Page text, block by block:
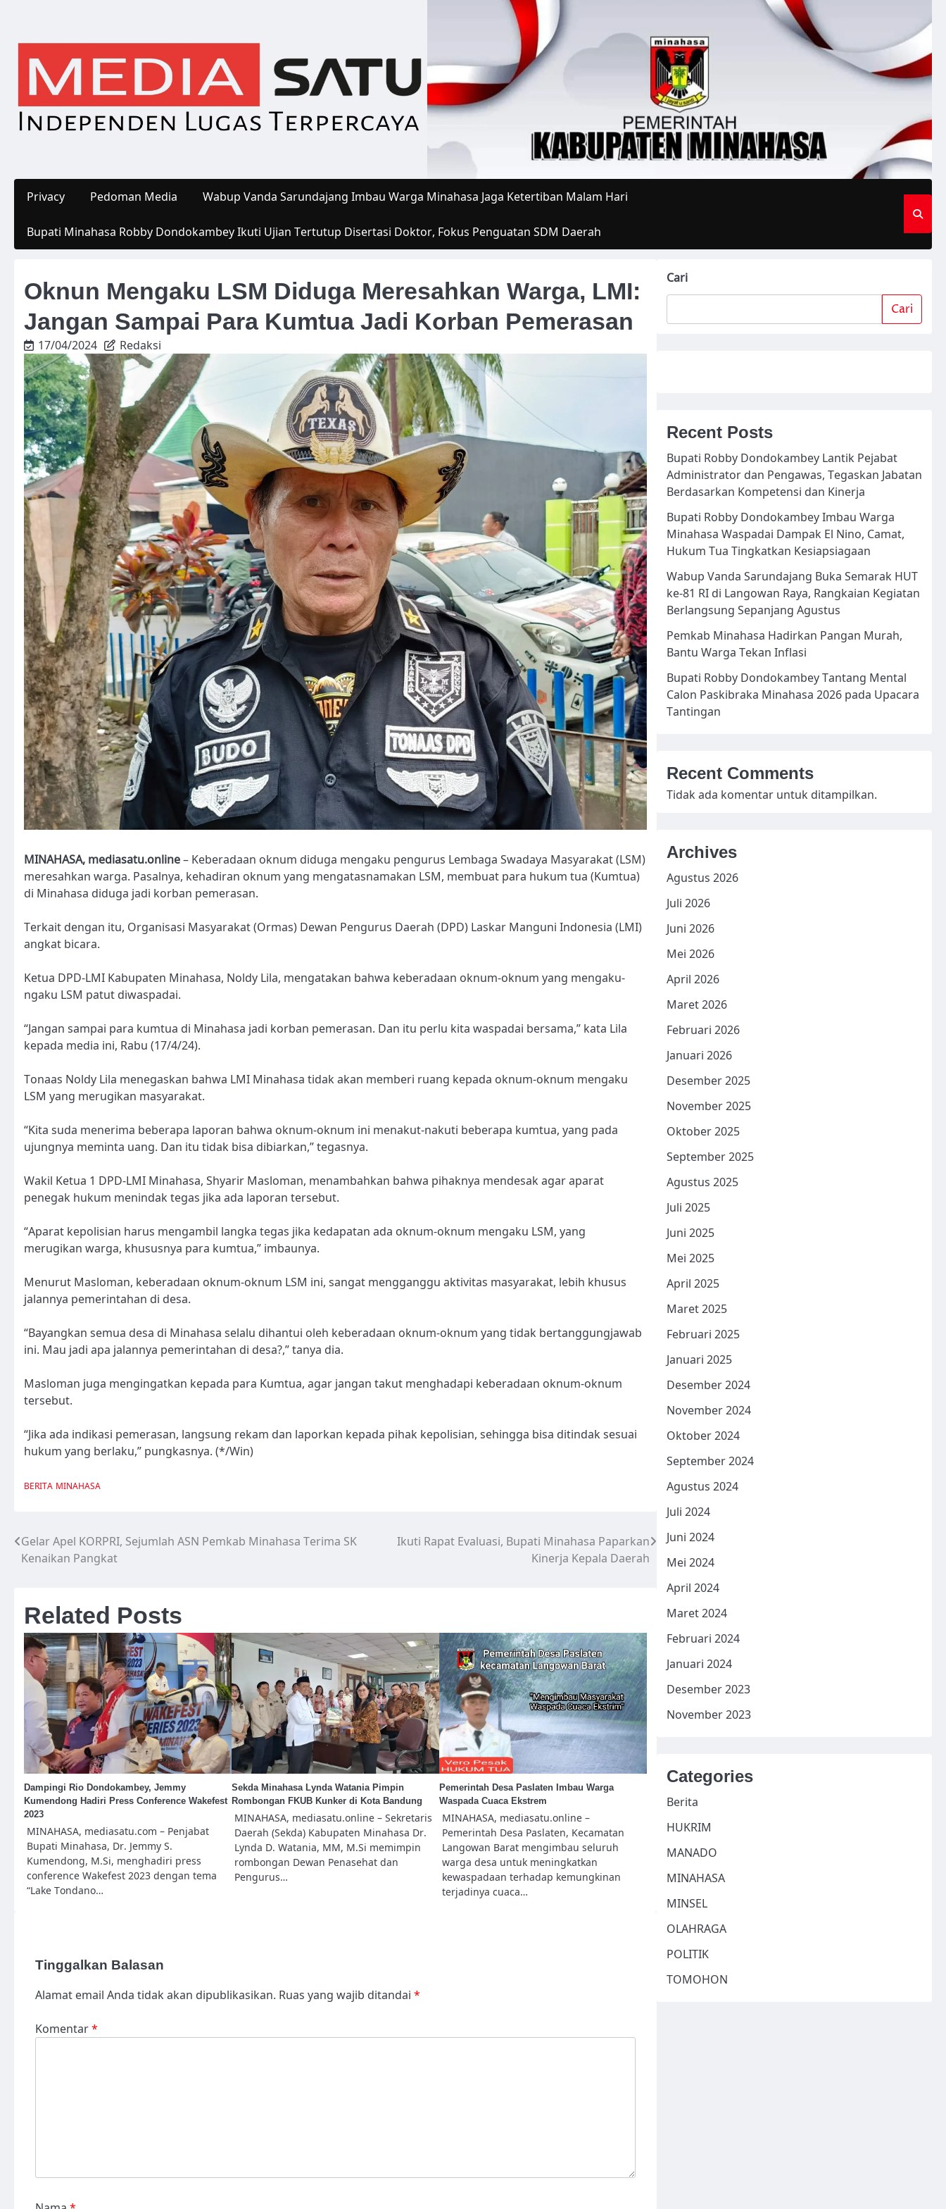
content
Privacy Pedoman Media Wabup Vanda Sarundajang Imbau Warga Minahasa Jaga Ketertiban Malam Hari
Bupati Minahasa Robby Dondokambey Ikuti Ujian Tertutup Disertasi Doktor, Fokus Penguatan SDM Daerah
Oknun Mengaku LSM Diduga Meresahkan Warga, LMI:
Jangan Sampai Para Kumtua Jadi Korban Pemerasan
17/04/2024 Redaksi
MINAHASA, mediasatu.online– Keberadaan oknum diduga mengaku pengurus Lembaga Swadaya Masyarakat (LSM)
meresahkan warga. Pasalnya, kehadiran oknum yang mengatasnamakan LSM, membuat para hukum tua (Kumtua)
di Minahasa diduga jadi korban pemerasan.
Terkait dengan itu, Organisasi Masyarakat (Ormas) Dewan Pengurus Daerah (DPD) Laskar Manguni Indonesia (LMI)
angkat bicara.
Ketua DPD-LMI Kabupaten Minahasa, Noldy Lila, mengatakan bahwa keberadaan oknum-oknum yang mengaku-
ngaku LSM patut diwaspadai.
“Jangan sampai para kumtua di Minahasa jadi korban pemerasan. Dan itu perlu kita waspadai bersama,” kata Lila
kepada media ini, Rabu (17/4/24).
Tonaas Noldy Lila menegaskan bahwa LMI Minahasa tidak akan memberi ruang kepada oknum-oknum mengaku
LSM yang merugikan masyarakat.
“Kita suda menerima beberapa laporan bahwa oknum-oknum ini menakut-nakuti beberapa kumtua, yang pada
ujungnya meminta uang. Dan itu tidak bisa dibiarkan,” tegasnya.
Wakil Ketua 1 DPD-LMI Minahasa, Shyarir Masloman, menambahkan bahwa pihaknya mendesak agar aparat
penegak hukum menindak tegas jika ada laporan tersebut.
“Aparat kepolisian harus mengambil langka tegas jika kedapatan ada oknum-oknum mengaku LSM, yang
merugikan warga, khususnya para kumtua,” imbaunya.
Menurut Masloman, keberadaan oknum-oknum LSM ini, sangat mengganggu aktivitas masyarakat, lebih khusus
jalannya pemerintahan di desa.
“Bayangkan semua desa di Minahasa selalu dihantui oleh keberadaan oknum-oknum yang tidak bertanggungjawab
ini. Mau jadi apa jalannya pemerintahan di desa?,” tanya dia.
Masloman juga mengingatkan kepada para Kumtua, agar jangan takut menghadapi keberadaan oknum-oknum
tersebut.
“Jika ada indikasi pemerasan, langsung rekam dan laporkan kepada pihak kepolisian, sehingga bisa ditindak sesuai
hukum yang berlaku,” pungkasnya. (*/Win)
BERITA MINAHASA
Navigasi
Gelar Apel KORPRI, Sejumlah ASN Pemkab Minahasa Terima SK
Kenaikan Pangkat
Ikuti Rapat Evaluasi, Bupati Minahasa Paparkan
Kinerja Kepala Daerah
Related Posts
Dampingi Rio Dondokambey, Jemmy
Kumendong Hadiri Press Conference Wakefest
2023
MINAHASA, mediasatu.com – Penjabat
Bupati Minahasa, Dr. Jemmy S.
Kumendong, M.Si, menghadiri press
conference Wakefest 2023 dengan tema
“Lake Tondano…
Sekda Minahasa Lynda Watania Pimpin
Rombongan FKUB Kunker di Kota Bandung
MINAHASA, mediasatu.online – Sekretaris
Daerah (Sekda) Kabupaten Minahasa Dr.
Lynda D. Watania, MM, M.Si memimpin
rombongan Dewan Penasehat dan
Pengurus…
Pemerintah Desa Paslaten Imbau Warga
Waspada Cuaca Ekstrem
MINAHASA, mediasatu.online –
Pemerintah Desa Paslaten, Kecamatan
Langowan Barat mengimbau seluruh
warga desa untuk meningkatkan
kewaspadaan terhadap kemungkinan
terjadinya cuaca…
Tinggalkan Balasan
Alamat email Anda tidak akan dipublikasikan. Ruas yang wajib ditandai *
Komentar*
Cari
Cari
Recent Posts
Bupati Robby Dondokambey Lantik Pejabat
Administrator dan Pengawas, Tegaskan Jabatan
Berdasarkan Kompetensi dan Kinerja
Bupati Robby Dondokambey Imbau Warga
Minahasa Waspadai Dampak El Nino, Camat,
Hukum Tua Tingkatkan Kesiapsiagaan
Wabup Vanda Sarundajang Buka Semarak HUT
ke-81 RI di Langowan Raya, Rangkaian Kegiatan
Berlangsung Sepanjang Agustus
Pemkab Minahasa Hadirkan Pangan Murah,
Bantu Warga Tekan Inflasi
Bupati Robby Dondokambey Tantang Mental
Calon Paskibraka Minahasa 2026 pada Upacara
Tantingan
Recent Comments
Tidak ada komentar untuk ditampilkan.
Archives
Agustus 2026
Juli 2026
Juni 2026
Mei 2026
April 2026
Maret 2026
Februari 2026
Januari 2026
Desember 2025
November 2025
Oktober 2025
September 2025
Agustus 2025
Juli 2025
Juni 2025
Mei 2025
April 2025
Maret 2025
Februari 2025
Januari 2025
Desember 2024
November 2024
Oktober 2024
September 2024
Agustus 2024
Juli 2024
Juni 2024
Mei 2024
April 2024
Maret 2024
Februari 2024
Januari 2024
Desember 2023
November 2023
Categories
Berita
HUKRIM
MANADO
MINAHASA
MINSEL
OLAHRAGA
POLITIK
TOMOHON